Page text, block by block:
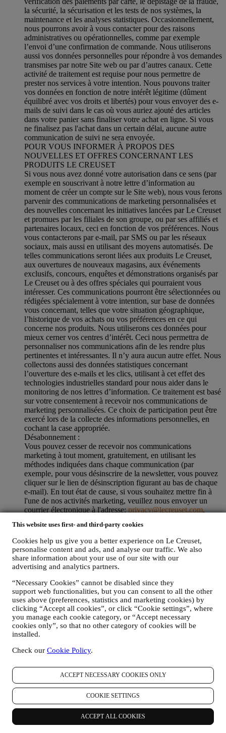
This website uses first- and third-party cookies
Cookies help us give you a better experience on Le Creuset,
personalise content and ads, and analyse our traffic. We also
share information about your use of our site with our
advertising and analytics partners.
“Necessary Cookies” cannot be disabled since they
support web functionalities, but you can consent to all the other
uses above (preferences, statistics and marketing cookies) by
clicking “Accept all cookies”, or click “Cookie settings”, where
you manage each cookie category, or “Accept necessary
cookies only”, so that no other category of cookies will be
installed.
Check our Cookie Policy.
ACCEPT NECESSARY COOKIES ONLY
COOKIE SETTINGS
ACCEPT ALL COOKIES
la sécurité, la sécurisation et les tests de nos systèmes, la
maintenance et les analyses statistiques. Occasionnellement,
nous pourrons avoir à vous contacter pour des raisons
administratives ou opérationnelles, comme par exemple
l’envoi d’une confirmation de commande. Nous utiliserons
aussi vos données personnelles pour répondre à vos demandes
transmises par notre Site web ou par d’autres canaux. Cette
activité de traitement est requise pour nous permettre de
prester nos services à votre intention. Nous pouvons traiter
vos données en fonction de notre intérêt légitime (dûment
équilibré avec vos droits et libertés) pour vous envoyer des e-
mails de suivi dans le cas où vous auriez ajouté des articles
dans votre panier sans finaliser votre achat en ligne. Si vous
ne finalisez pas l'achat dans un certain délai, aucune autre
communication de suivi ne sera envoyée.
POUR VOUS INFORMER À PROPOS DES
NOUVELLES ET OFFRES CONCERNANT LES
PRODUITS LE CREUSET
Si vous nous avez donné votre autorisation dans ce sens (par
exemple en souscrivant à notre lettre d’information au
moment de créer un compte sur le Site web), nous vous ferons
parvenir des communications de marketing personnalisées et
des nouvelles concernant les initiatives lancées par Le Creuset
et promues par les filiales de son groupe, ou par ses affiliés et
partenaires locaux, ceci en fonction de vos préférences. Nous
vous contacterons par e-mail, par SMS ou par les réseaux
sociaux, mais aussi en utilisant des moyens automatisés. De
telles communications seront liées aux produits Le Creuset,
aux ouvertures de nouveaux magasins, aux événements
exclusifs, concours, enquêtes et démonstrations organisés par
Le Creuset ou à des offres spéciales qui pourraient vous
intéresser. Ces communications pourront être sélectionnées ou
rédigées spécialement à votre intention, sur base de données
vous concernant, telles que votre situation géographique,
l’historique de vos achats ou vos préférences en ce qui
concerne nos produits. Nous utiliserons ces données pour
mieux cerner vos centres d’intérêt. Ceci nous permettra de
personnaliser nos communications afin de les rendre plus
pertinentes et intéressantes. Il n’y aura aucun autre effet. Nous
collectons aussi des données statistiques concernant
l’ouverture des e-mails et les clics, utilisant à cet effet des
technologies industrielles standard pour nous aider dans le
monitoring de nos lettres d’information. Ce traitement est basé
sur votre consentement à recevoir nos communications de
marketing personnalisées. Ce choix de participation peut être
exercé lors de la collecte des informations personnelles, en
cochant la case appropriée.
Désabonnement :
Vous pouvez cesser de recevoir nos communications
marketing à tout moment, gratuitement, en utilisant les
méthodes indiquées dans chaque communication (par
exemple, pour vous désinscrire de la newsletter, vous pouvez
cliquer sur le lien de désinscription figurant au bas de chaque
e-mail). En tout état de cause, si vous souhaitez mettre fin à
l'une de nos activités marketing, veuillez nous envoyer un
courrier électronique à l'adresse:privacy@lecreuset.com.
dans certaines circonstances, il se peut que vous receviez
quelques communications supplémentaires jusqu'à ce que
votre désinscription soit complètement traitée.Veuillez garder
à l’esprit que nous ne transmettons pas et ne vendons pas vos
coordonnées et autres données personnelles à d’autres sociétés
à des fins marketing.
POUR LE RECIBLAGE / LA PERSONNALISATION DE
NOS OFFRES, AMÉLIORANT AINSI L’EXPÉRIENCE
DU CLIENT.
Nous souhaitons utiliser vos données pour adapter nos
services et nos offres à vos besoins et préférences en vue de
vous proposer une expérience Le Creuset personnalisée. Nous
faisons cela en analysant par exemple vos habitudes ou vos
centres d’intérêt, en relation avec les produits les plus
consultés, votre interaction avec nous sur les réseaux sociaux,
nos offres qui retient votre attention. Pour ce faire, nous avons
principalement recours à des cookies et des technologies
similaires, et également grâce à vos données et à vos
préférences collectées lors de votre abonnement à nos
communications marketing personnalisées. Nous utilisons ces
informations pour gérer notre publicité sur d’autres sites,
accorder l’accès à des contenus spécifiques, personnaliser le